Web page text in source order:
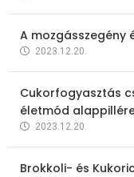
A mozgásszegény
2023.12.20.
Cukorfogyasztás
életmód
2023.12.20.
Brokkoli- és